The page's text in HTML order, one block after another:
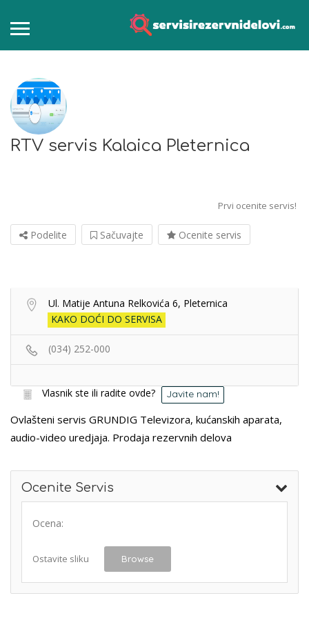
RTV servis Kalaica Pleternica
Prvi ocenite servis!
Podelite Sačuvajte Ocenite servis
Ul. Matije Antuna Relkovića 6, Pleternica
KAKO DOĆI DO SERVISA
(034) 252-000
Vlasnik ste ili radite ovde? Javite nam!
Ovlašteni servis GRUNDIG Televizora, kućanskih aparata,
audio-video uredjaja. Prodaja rezervnih delova
Ocenite Servis
Ocena:
Ostavite sliku Browse